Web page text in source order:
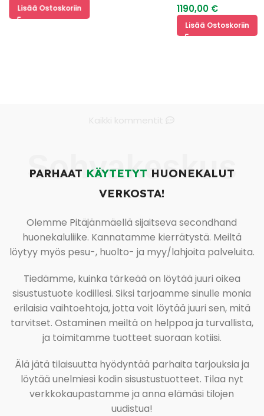
Lisää Ostoskoriin 1190,00 €
Lisää Ostoskoriin
Sohvakeskus
PARHAAT KÄYTETYT HUONEKALUT
VERKOSTA!
Olemme Pitäjänmäellä sijaitseva secondhand
huonekaluliike. Kannatamme kierrätystä. Meiltä
löytyy myös pesu-, huolto- ja myy/lahjoita palveluita.
Tiedämme, kuinka tärkeää on löytää juuri oikea
sisustustuote kodillesi. Siksi tarjoamme sinulle monia
erilaisia vaihtoehtoja, jotta voit löytää juuri sen, mitä
tarvitset. Ostaminen meiltä on helppoa ja turvallista,
ja toimitamme tuotteet suoraan kotiisi.
Älä jätä tilaisuutta hyödyntää parhaita tarjouksia ja
löytää unelmiesi kodin sisustustuotteet. Tilaa nyt
verkkokaupastamme ja anna elämäsi tilojen
uudistua!